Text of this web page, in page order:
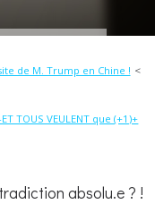
de M. Trump en Chine !
TOUS VEULENT que (+1)+
absolu.e ? !